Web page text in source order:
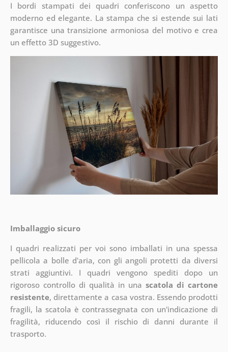
I bordi stampati dei quadri conferiscono un aspetto
moderno ed elegante. La stampa che si estende sui lati
garantisce una transizione armoniosa del motivo e crea
un effetto 3D suggestivo.
Imballaggio sicuro
I quadri realizzati per voi sono imballati in una spessa
pellicola a bolle d'aria, con gli angoli protetti da diversi
strati aggiuntivi. I quadri vengono spediti dopo un
rigoroso controllo di qualità in unascatola di cartone
resistente, direttamente a casa vostra. Essendo prodotti
fragili, la scatola è contrassegnata con un'indicazione di
fragilità, riducendo così il rischio di danni durante il
trasporto.